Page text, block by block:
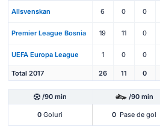
Allsvenskan 6 0 0
Premier League Bosnia 19 11 0
UEFA Europa League 1 0 0
Total 2017 26 11 0
/90 min /90 min
0 Goluri 0 Pase de gol